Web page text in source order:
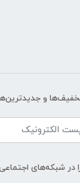
و
در شبکه‌های